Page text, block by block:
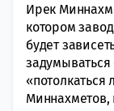
Ирек
котором
будет
«потолкаться
Миннахметов,